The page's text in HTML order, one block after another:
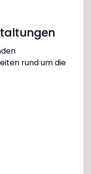
rund um die